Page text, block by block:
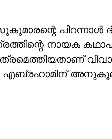
പിറന്നാള്‍
നായക
എബ്രഹാമിന്